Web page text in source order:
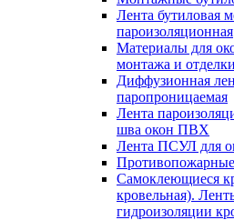
Лента бутиловая
пароизоляционная
Материалы для
монтажа и отделки
Диффузионная
паропроницаемая
Лента
шва окон ПВХ
Лента ПСУЛ для
Самоклеющиеся
кровельная).
гидроизоляции